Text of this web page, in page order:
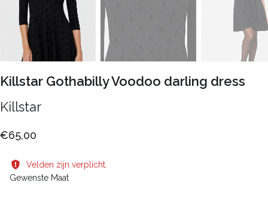
Killstar Gothabilly Voodoo darling dress
Killstar
€65,00
Velden zijn verplicht.
Gewenste Maat